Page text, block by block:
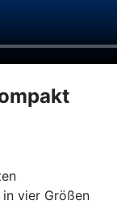
vier Größen